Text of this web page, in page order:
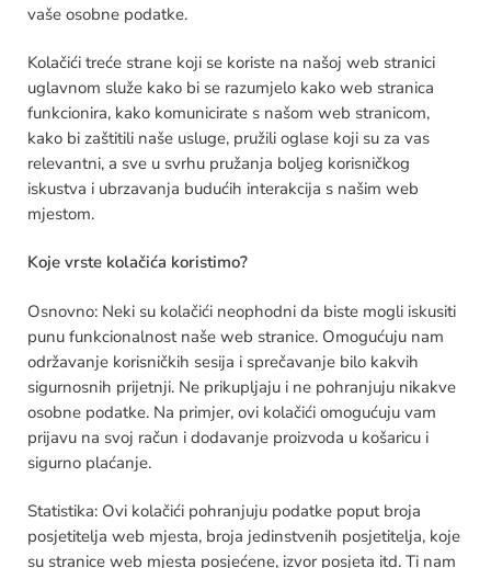
vaše osobne podatke.
Kolačići treće strane koji se koriste na našoj web stranici
uglavnom služe kako bi se razumjelo kako web stranica
funkcionira, kako komunicirate s našom web stranicom,
kako bi zaštitili naše usluge, pružili oglase koji su za vas
relevantni, a sve u svrhu pružanja boljeg korisničkog
iskustva i ubrzavanja budućih interakcija s našim web
mjestom.
Koje vrste kolačića koristimo?
Osnovno: Neki su kolačići neophodni da biste mogli iskusiti
punu funkcionalnost naše web stranice. Omogućuju nam
održavanje korisničkih sesija i sprečavanje bilo kakvih
sigurnosnih prijetnji. Ne prikupljaju i ne pohranjuju nikakve
osobne podatke. Na primjer, ovi kolačići omogućuju vam
prijavu na svoj račun i dodavanje proizvoda u košaricu i
sigurno plaćanje.
Statistika: Ovi kolačići pohranjuju podatke poput broja
posjetitelja web mjesta, broja jedinstvenih posjetitelja, koje
su stranice web mjesta posjećene, izvor posjeta itd. Ti nam